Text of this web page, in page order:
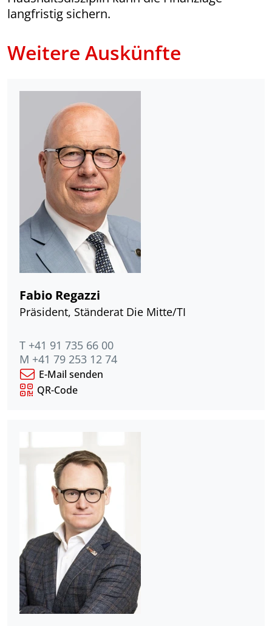
langfristig sichern.
Weitere Auskünfte
Fabio Regazzi
Präsident, Ständerat Die Mitte/TI
T +41 91 735 66 00
M +41 79 253 12 74
E-Mail senden
QR-Code